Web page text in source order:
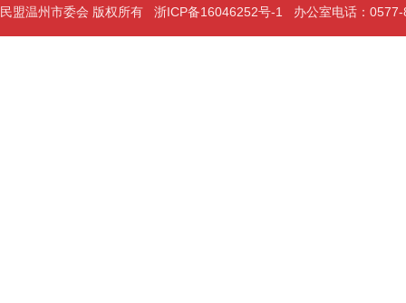
民盟温州市委会 版权所有 浙ICP备16046252号-1 办公室电话：